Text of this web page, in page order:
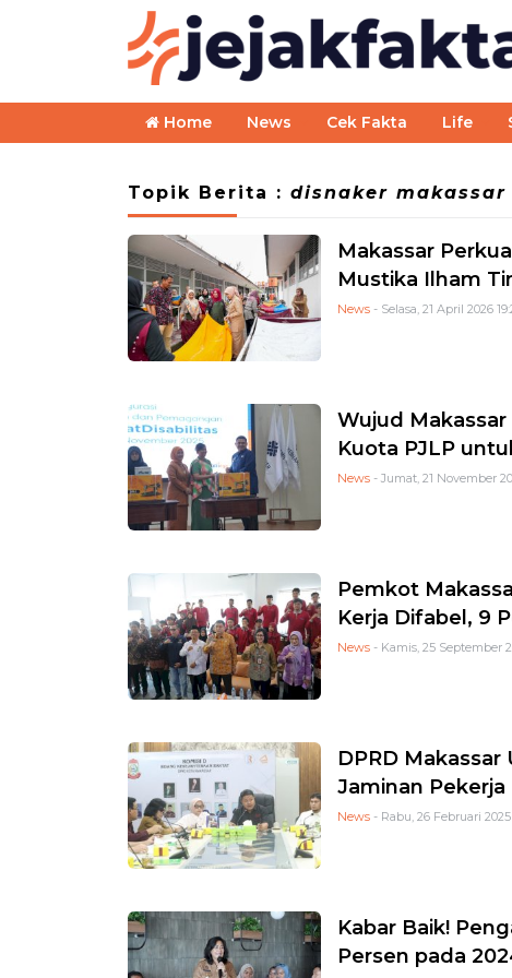
Home News Cek Fakta Life
Topik Berita : disnaker makassar
Makassar
Mustika Ilham
News - Selasa, 21 April 2026
Wujud
Kuota PJLP
News - Jumat, 21 November
Pemkot
Kerja Difabel, 9
News - Kamis, 25 September
DPRD
Jaminan Pekerja
News - Rabu, 26 Februari 2025
Kabar Baik!
Persen pada